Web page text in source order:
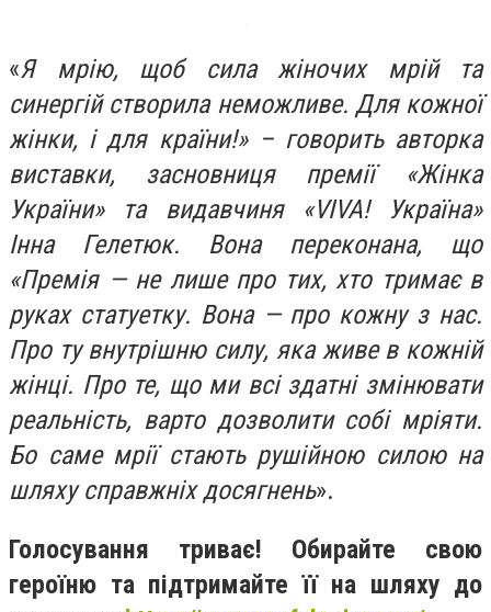
«Я мрію, щоб сила жіночих мрій та
синергій створила неможливе. Для кожної
жінки, і для країни!» – говорить авторка
виставки, засновниця премії «Жінка
України» та видавчиня «VIVA! Україна»
Інна Гелетюк. Вона переконана, що
«Премія — не лише про тих, хто тримає в
руках статуетку. Вона — про кожну з нас.
Про ту внутрішню силу, яка живе в кожній
жінці. Про те, що ми всі здатні змінювати
реальність, варто дозволити собі мріяти.
Бо саме мрії стають рушійною силою на
шляху справжніх досягнень».
Голосування триває! Обирайте свою
героїню та підтримайте її на шляху до